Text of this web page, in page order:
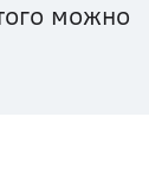
можно